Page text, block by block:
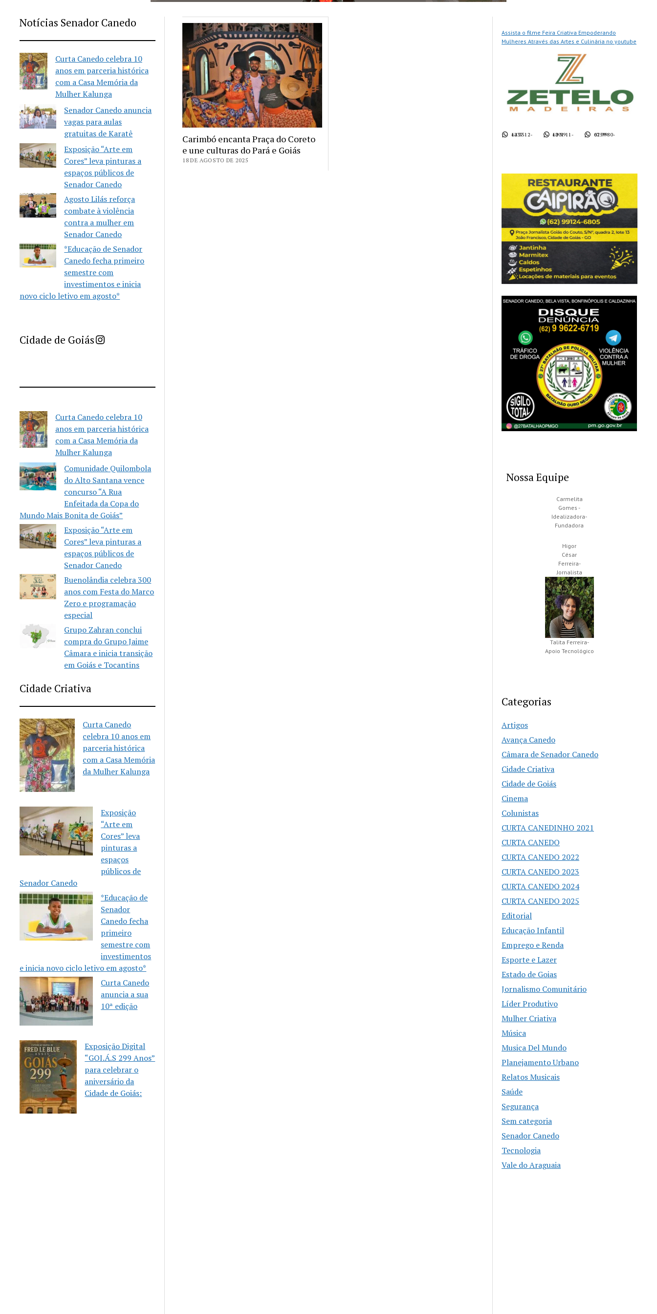
Notícias Senador Canedo
Curta Canedo celebra 10
anos em parceria histórica
com a Casa Memória da
Mulher Kalunga
Senador Canedo anuncia
vagas para aulas
gratuitas de Karatê
Exposição “Arte em
Cores” leva pinturas a
espaços públicos de
Senador Canedo
Agosto Lilás reforça
combate à violência
contra a mulher em
Senador Canedo
*Educação de Senador
Canedo fecha primeiro
semestre com
investimentos e inicia
novo ciclo letivo em agosto*
Cidade de GoiásImprensa Criativa da Cidade de Goiás
Curta Canedo celebra 10
anos em parceria histórica
com a Casa Memória da
Mulher Kalunga
Comunidade Quilombola
do Alto Santana vence
concurso “A Rua
Enfeitada da Copa do
Mundo Mais Bonita de Goiás”
Exposição “Arte em
Cores” leva pinturas a
espaços públicos de
Senador Canedo
Buenolândia celebra 300
anos com Festa do Marco
Zero e programação
especial
Grupo Zahran conclui
compra do Grupo Jaime
Câmara e inicia transição
em Goiás e Tocantins
Cidade Criativa
Curta Canedo
celebra 10 anos em
parceria histórica
com a Casa Memória
da Mulher Kalunga
Exposição
“Arte em
Cores” leva
pinturas a
espaços
públicos de
Senador Canedo
*Educação de
Senador
Canedo fecha
primeiro
semestre com
investimentos
e inicia novo ciclo letivo em agosto*
Curta Canedo
anuncia a sua
10ª edição
Exposição Digital
“GOI.Á.S 299 Anos”
para celebrar o
aniversário da
Cidade de Goiás:
Carimbó encanta Praça do Coreto
e une culturas do Pará e Goiás
18 DE AGOSTO DE 2025
Assista o filme Feira Criativa Empoderando
Mulheres Através das Artes e Culinária no youtube
62 3512-1437 62 9911-1901 62 9980-0759
Nossa Equipe
Carmelita
Gomes -
Idealizadora-
Fundadora
Higor
César
Ferreira-
Jornalista
Talita Ferreira-
Apoio Tecnológico
Categorias
Artigos
Avança Canedo
Câmara de Senador Canedo
Cidade Criativa
Cidade de Goiás
Cinema
Colunistas
CURTA CANEDINHO 2021
CURTA CANEDO
CURTA CANEDO 2022
CURTA CANEDO 2023
CURTA CANEDO 2024
CURTA CANEDO 2025
Editorial
Educação Infantil
Emprego e Renda
Esporte e Lazer
Estado de Goias
Jornalismo Comunitário
Líder Produtivo
Mulher Criativa
Música
Musica Del Mundo
Planejamento Urbano
Relatos Musicais
Saúde
Segurança
Sem categoria
Senador Canedo
Tecnologia
Vale do Araguaia